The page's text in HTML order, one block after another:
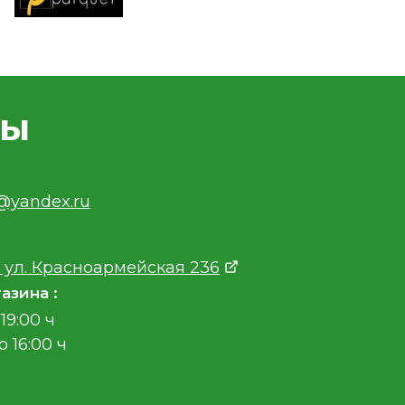
:
Красноармейская 236
ч
16:00 ч